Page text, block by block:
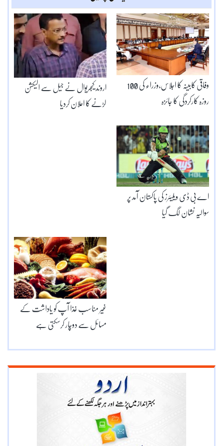
اروند کیجریوال نے جیل سے الیکشن
لڑنے کا اعلان کردیا
وفاقی کابینہ کا اجلاس،وزراء کی 100
روزہ کارکردگی کا جائزہ
اے بی ڈی ویلیئرز کی پاکستان آمد پر
سوالیہ نشان لگ گیا
غیر مناسب غذا آپ کو یاداشت کے
مسائل سے دوچار کرسکتی ہے